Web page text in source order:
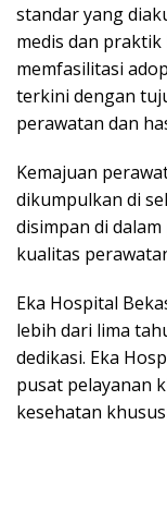
standar yang
medis dan
memfasilitasi
terkini dengan
perawatan dan
Kemajuan
dikumpulkan di
disimpan di
kualitas
Eka Hospital
lebih dari lima
dedikasi. Eka
pusat pelayanan
kesehatan